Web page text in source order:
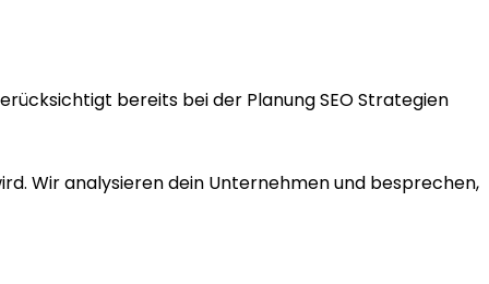
bereits bei der Planung SEO Strategien
Wir analysieren dein Unternehmen und besprechen,